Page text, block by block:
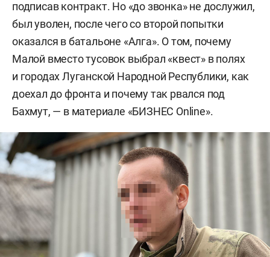
подписав контракт. Но «до звонка» не дослужил,
был уволен, после чего со второй попытки
оказался в батальоне «Алга». О том, почему
Малой вместо тусовок выбрал «квест» в полях
и городах Луганской Народной Республики, как
доехал до фронта и почему так рвался под
Бахмут, — в материале «БИЗНЕС Online».